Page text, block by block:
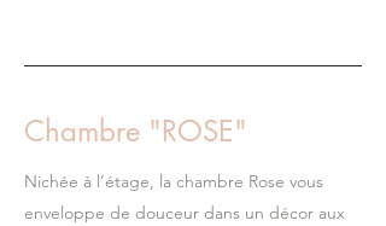
Chambre "ROSE"
Nichée à l’étage, la chambre Rose vous
enveloppe de douceur dans un décor aux